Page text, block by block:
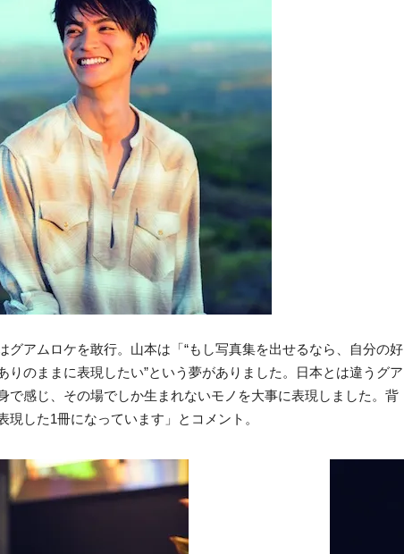
グアムロケを敢行。山本は「“もし写真集を出せるなら、自分の好
りのままに表現したい”という夢がありました。日本とは違うグア
で感じ、その場でしか生まれないモノを大事に表現しました。背
した1冊になっています」とコメント。